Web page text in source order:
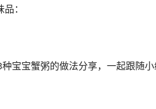
：
宝宝蟹粥的做法分享，一起跟随